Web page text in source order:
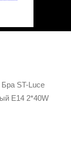
ST-Luce
E14 2*40W